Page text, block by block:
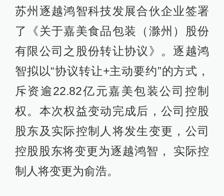
苏州逐越鸿智科技发展合伙企业签署
了《关于嘉美食品包装（滁州）股份
有限公司之股份转让协议》。逐越鸿
智拟以“协议转让+主动要约”的方式，
斥资逾22.82亿元嘉美包装公司控制
权。本次权益变动完成后，公司控股
股东及实际控制人将发生变更，公司
控股股东将变更为逐越鸿智， 实际控
制人将变更为俞浩。